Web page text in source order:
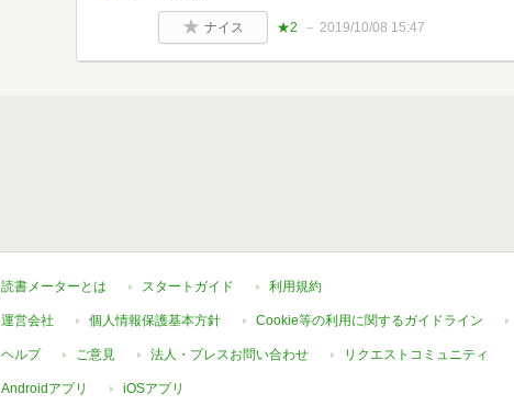
ナイス ★2 2019/10/08 15:47
読書メーターとは スタートガイド 利用規約
運営会社 個人情報保護基本方針 Cookie等の利用に関するガイドライン
ヘルプ ご意見 法人・プレスお問い合わせ リクエストコミュニティ
Androidアプリ iOSアプリ